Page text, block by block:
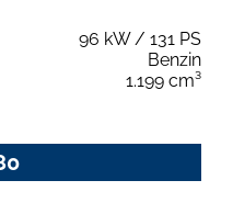
96 kW / 131 PS
Benzin
1.199 cm³